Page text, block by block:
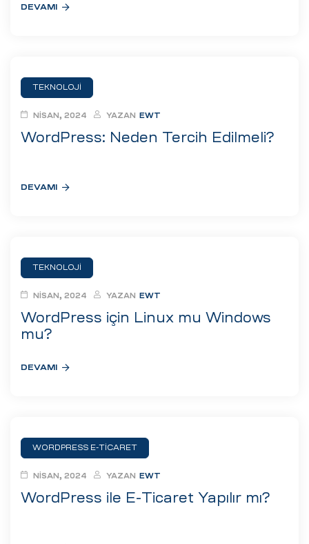
DEVAMI
TEKNOLOJI
WordPress: Neden Tercih Edilmeli?
NISAN, 2024 YAZAN EWT
DEVAMI
TEKNOLOJI
WordPress için Linux mu Windows
mu?
NISAN, 2024 YAZAN EWT
DEVAMI
WORDPRESS E-TICARET
WordPress ile E-Ticaret Yapılır mı?
NISAN, 2024 YAZAN EWT